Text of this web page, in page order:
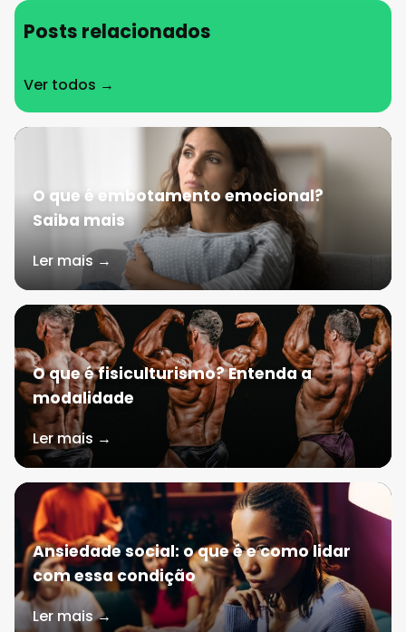
Posts relacionados
Ver todos →
O que é embotamento emocional?
Saiba mais
Ler mais →
O que é fisiculturismo? Entenda a
modalidade
Ler mais →
Ansiedade social: o que é e como lidar
com essa condição
Ler mais →